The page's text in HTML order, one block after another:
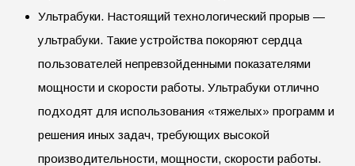
Ультрабуки. Настоящий технологический прорыв —
ультрабуки. Такие устройства покоряют сердца
пользователей непревзойденными показателями
мощности и скорости работы. Ультрабуки отлично
подходят для использования «тяжелых» программ и
решения иных задач, требующих высокой
производительности, мощности, скорости работы.